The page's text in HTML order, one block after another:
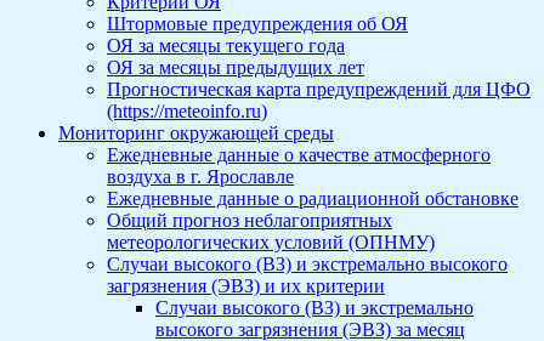
Штормовые предупреждения об ОЯ
ОЯ за месяцы текущего года
ОЯ за месяцы предыдущих лет
Прогностическая карта предупреждений для ЦФО
(https://meteoinfo.ru)
Мониторинг окружающей среды
Ежедневные данные о качестве атмосферного
воздуха в г. Ярославле
Ежедневные данные о радиационной обстановке
Общий прогноз неблагоприятных
метеорологических условий (ОПНМУ)
Случаи высокого (ВЗ) и экстремально высокого
загрязнения (ЭВЗ) и их критерии
Случаи высокого (ВЗ) и экстремально
высокого загрязнения (ЭВЗ) за месяц